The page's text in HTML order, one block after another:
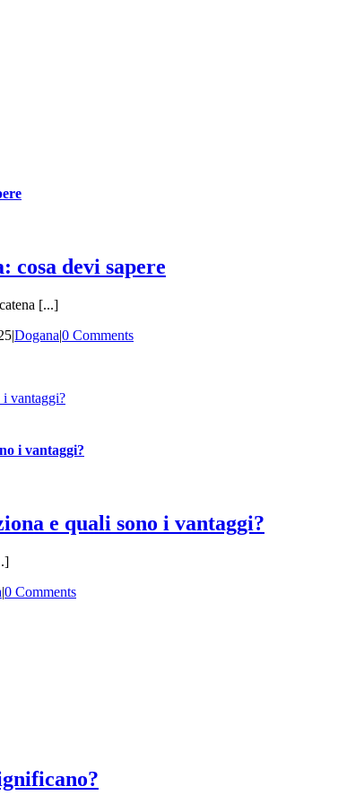
cosa devi sapere
[...]
|Dogana|0 Comments
i vantaggi?
i vantaggi?
e quali sono i vantaggi?
|0 Comments